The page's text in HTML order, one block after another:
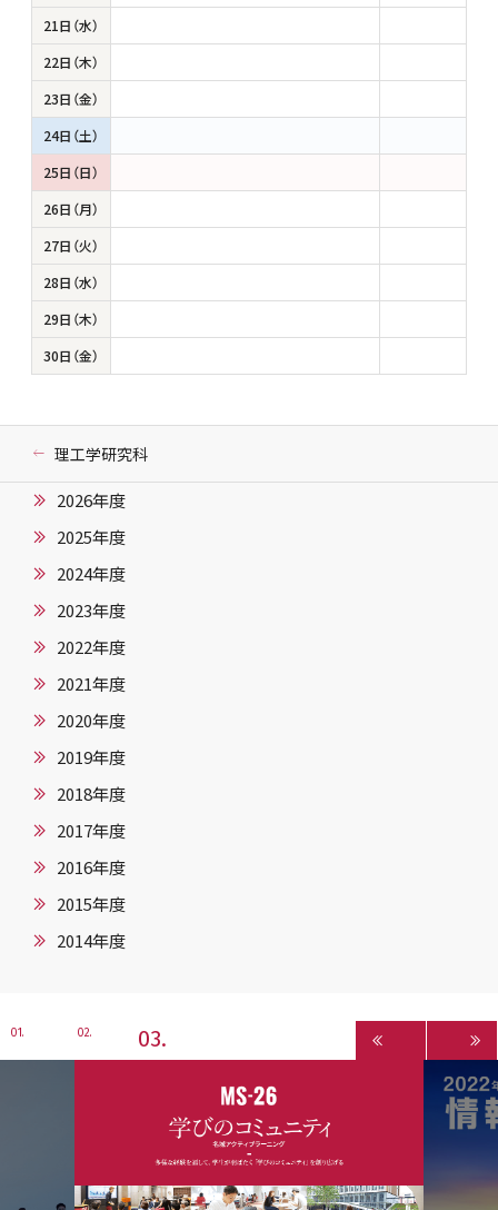
21日（水）
22日（木）
23日（金）
24日（土）
25日（日）
26日（月）
27日（火）
28日（水）
29日（木）
30日（金）
理工学研究科
2026年度
2025年度
2024年度
2023年度
2022年度
2021年度
2020年度
2019年度
2018年度
2017年度
2016年度
2015年度
2014年度
1 2 3